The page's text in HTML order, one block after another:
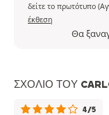
δείτε το πρωτότυπο
έκθεση
Θα
ΣΧΌΛΙΟ ΤΟΥ
4/5